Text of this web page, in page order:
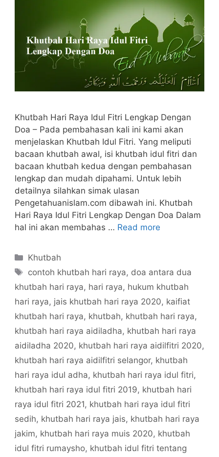
Khutbah Hari Raya Idul Fitri Lengkap Dengan
Doa – Pada pembahasan kali ini kami akan
menjelaskan Khutbah Idul Fitri. Yang meliputi
bacaan khutbah awal, isi khutbah idul fitri dan
bacaan khutbah kedua dengan pembahasan
lengkap dan mudah dipahami. Untuk lebih
detailnya silahkan simak ulasan
Pengetahuanislam.com dibawah ini. Khutbah
Hari Raya Idul Fitri Lengkap Dengan Doa Dalam
hal ini akan membahas … Read more
Categories
Khutbah
Tags
contoh khutbah hari raya, doa antara dua
khutbah hari raya, hari raya, hukum khutbah
hari raya, jais khutbah hari raya 2020, kaifiat
khutbah hari raya, khutbah, khutbah hari raya,
khutbah hari raya aidiladha, khutbah hari raya
aidiladha 2020, khutbah hari raya aidilfitri 2020,
khutbah hari raya aidilfitri selangor, khutbah
hari raya idul adha, khutbah hari raya idul fitri,
khutbah hari raya idul fitri 2019, khutbah hari
raya idul fitri 2021, khutbah hari raya idul fitri
sedih, khutbah hari raya jais, khutbah hari raya
jakim, khutbah hari raya muis 2020, khutbah
idul fitri rumaysho, khutbah idul fitri tentang